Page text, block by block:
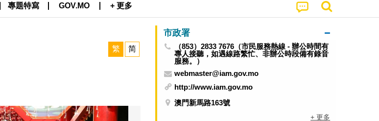
專題特寫 GOV.MO + 更多
繁 简
市政署
（853）2833 7676（市民服務熱線 - 辦公時間有
專人接聽，如遇線路繁忙、非辦公時段備有錄音
服務。）
webmaster@iam.gov.mo
http://www.iam.gov.mo
澳門新馬路163號
+ 更多